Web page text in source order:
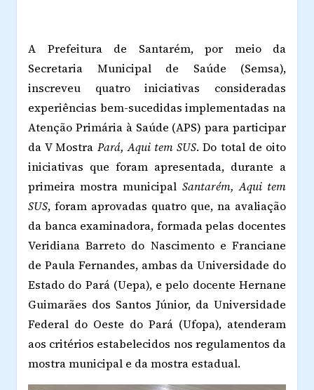
A Prefeitura de Santarém, por meio da
Secretaria Municipal de Saúde (Semsa),
inscreveu quatro iniciativas consideradas
experiências bem-sucedidas implementadas na
Atenção Primária à Saúde (APS) para participar
da V Mostra Pará, Aqui tem SUS. Do total de oito
iniciativas que foram apresentada, durante a
primeira mostra municipal Santarém, Aqui tem
SUS, foram aprovadas quatro que, na avaliação
da banca examinadora, formada pelas docentes
Veridiana Barreto do Nascimento e Franciane
de Paula Fernandes, ambas da Universidade do
Estado do Pará (Uepa), e pelo docente Hernane
Guimarães dos Santos Júnior, da Universidade
Federal do Oeste do Pará (Ufopa), atenderam
aos critérios estabelecidos nos regulamentos da
mostra municipal e da mostra estadual.